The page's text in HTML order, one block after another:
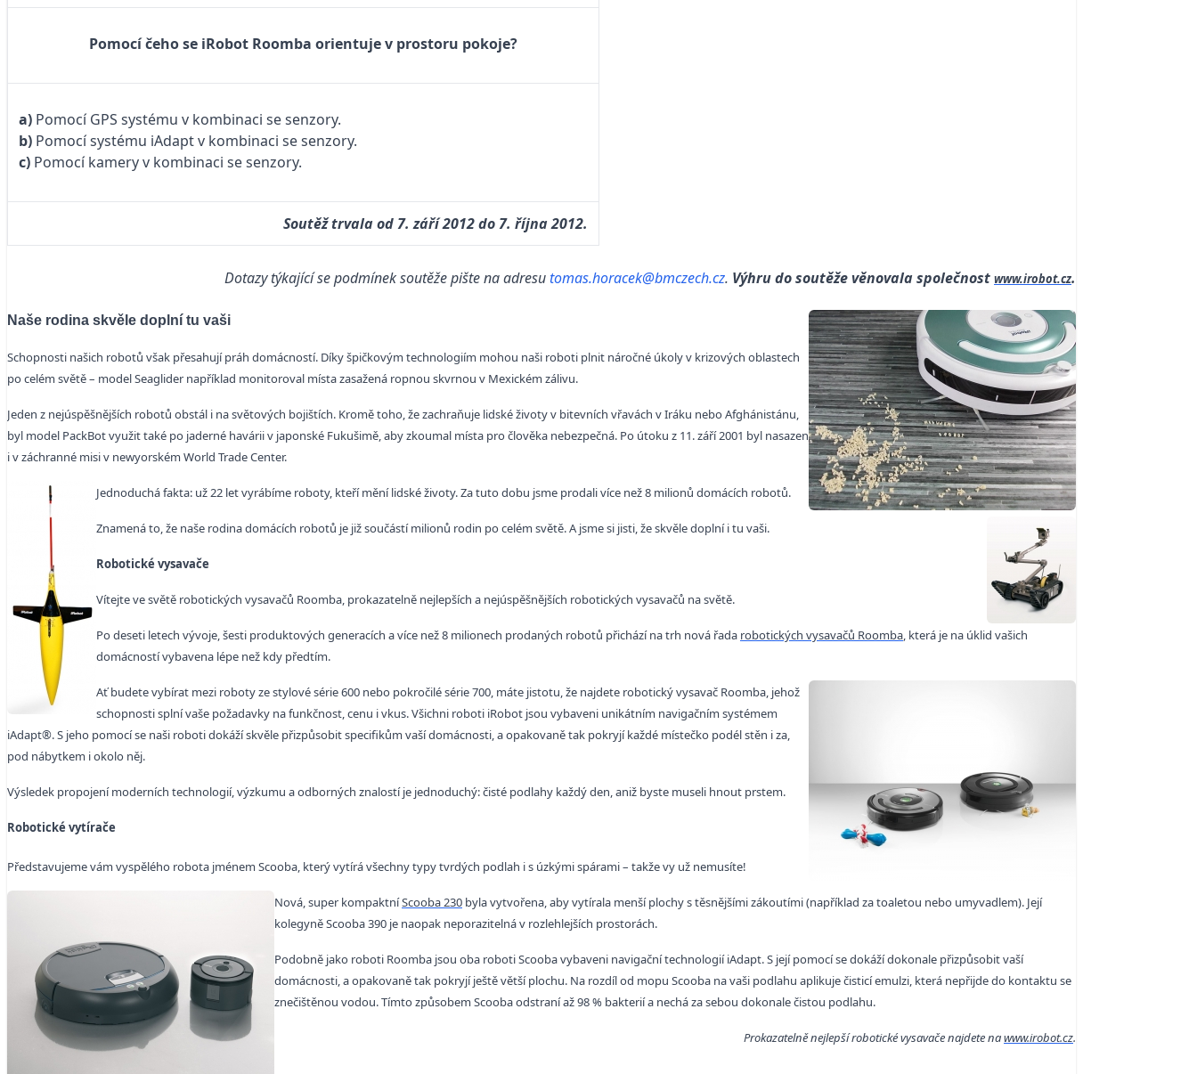
Pomocí čeho se iRobot Roomba orientuje v prostoru pokoje?
a) Pomocí GPS systému v kombinaci se senzory.
b) Pomocí systému iAdapt v kombinaci se senzory.
c) Pomocí kamery v kombinaci se senzory.
Soutěž trvala od 7. září 2012 do 7. října 2012.
Dotazy týkající se podmínek soutěže pište na adresu tomas.horacek@bmczech.cz. Výhrudo soutěže věnovala společnost www.irobot.cz.
Naše rodina skvěle doplní tu vaši
Schopnosti našich robotů však přesahují práh domácností. Díky špičkovým technologiím mohou naši roboti plnit náročné úkolyv krizových oblastech
po celém světě – modelSeaglider například monitoroval místa zasažená ropnou skvrnou v Mexickém zálivu.
Jeden z nejúspěšnějších robotů obstál i na světových bojištích. Kromě toho, že zachraňuje lidské životy v bitevních vřavách v Iráku nebo Afghánistánu,
byl model PackBot využit také po jaderné havárii v japonské Fukušimě, aby zkoumal místa pro člověka nebezpečná. Po útoku z 11. září 2001 byl nasazen
i v záchranné misi v newyorském World Trade Center.
Jednoduchá fakta: už 22 let vyrábíme roboty, kteří mění lidské životy. Za tuto dobu jsme prodali více než 8 milionů domácích robotů.
Znamená to, že naše rodina domácích robotů je již součástí milionů rodin po celém světě. A jsme si jisti, že skvěle doplní i tu vaši.
Robotické vysavače
Vítejte ve světě robotických vysavačů Roomba, prokazatelně nejlepších a nejúspěšnějších robotických vysavačů na světě.
Po deseti letech vývoje, šesti produktových generacích a více než 8 milionech prodaných robotů přichází na trh nová řada robotických vysavačů Roomba, která je na úklid vašich
domácností vybavena lépe než kdy předtím.
Ať budete vybírat mezi roboty ze stylové série 600 nebo pokročilé série 700, máte jistotu, že najdete robotický vysavač Roomba, jehož
schopnosti splní vaše požadavky na funkčnost, cenu i vkus. Všichni roboti iRobot jsou vybaveni unikátním navigačním systémem
iAdapt®. S jeho pomocí se naši roboti dokáží skvěle přizpůsobit specifikům vaší domácnosti, a opakovaně tak pokryjí každé místečko podél stěn i za,
pod nábytkem i okolo něj.
Výsledek propojení moderních technologií, výzkumu a odborných znalostí je jednoduchý: čisté podlahy každý den, aniž byste museli hnout prstem.
Robotické vytírače
Představujeme vám vyspělého robota jménem Scooba, který vytírá všechny typy tvrdých podlah i s úzkými spárami – takže vy už nemusíte!
Nová, super kompaktníScooba 230 byla vytvořena, aby vytírala menší plochy s těsnějšími zákoutími (například za toaletou nebo umyvadlem). Její
kolegyně Scooba 390 je naopak neporazitelná v rozlehlejších prostorách.
Podobně jako roboti Roomba jsou oba roboti Scooba vybaveni navigační technologií iAdapt. S její pomocí se dokáží dokonale přizpůsobit vaší
domácnosti, a opakovaně tak pokryjí ještě větší plochu. Na rozdíl od mopu Scooba na vaši podlahu aplikuje čisticí emulzi, která nepřijde do kontaktu se
znečištěnou vodou. Tímto způsobem Scooba odstraní až 98 % bakterií a nechá za sebou dokonale čistou podlahu.
Prokazatelně nejlepší robotické vysavače najdete nawww.irobot.cz.